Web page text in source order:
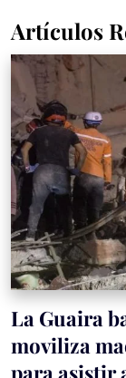
Artículos
La Guaira
moviliza